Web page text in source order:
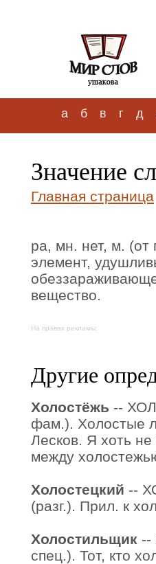
а б в г д
Значение
Главная страница
ра, мн. нет, м. (от
элемент,
вещество.
На правах рекламы:
Другие
Холостёжь --
фам.). Холостые
Лесков. Я хоть
между
Холостецкий --
(разг.). Прил. к
Холостильщик --
спец.). Тот, кто